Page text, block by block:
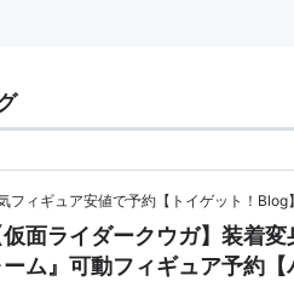
フィギュア安値で予約【トイゲット！Blog】
仮面ライダークウガ】装着
ーム』可動フィギュア予約